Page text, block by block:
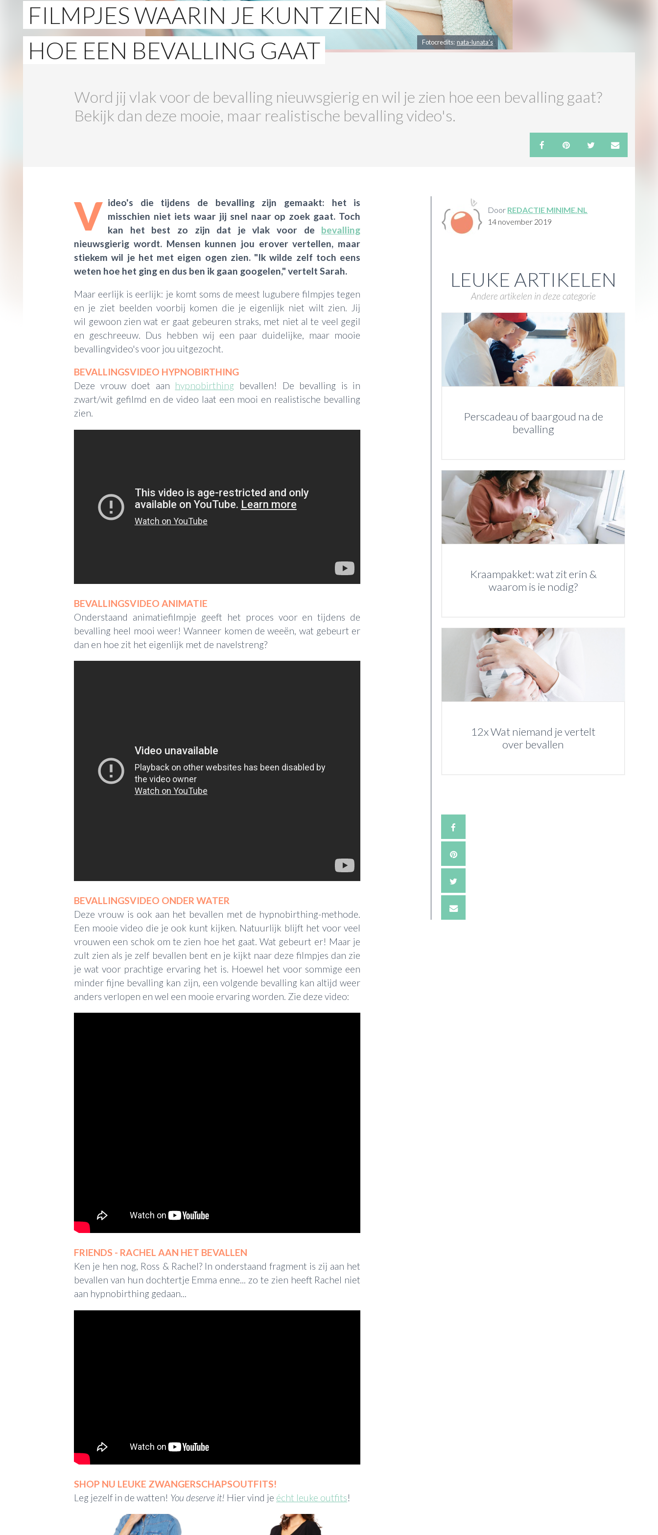
Fotocredits: nata-lunata's
FILMPJES WAARIN JE KUNT ZIEN
HOE EEN BEVALLING GAAT
Word jij vlak voor de bevalling nieuwsgierig en wil je zien hoe een bevalling gaat?
Bekijk dan deze mooie, maar realistische bevalling video's.
V ideo's die tijdens de bevalling zijn gemaakt: het is
misschien niet iets waar jij snel naar op zoek gaat. Toch
kan het best zo zijn dat je vlak voor de bevalling
nieuwsgierig wordt. Mensen kunnen jou erover vertellen, maar
stiekem wil je het met eigen ogen zien. "Ik wilde zelf toch eens
weten hoe het ging en dus ben ik gaan googelen," vertelt Sarah.
Maar eerlijk is eerlijk: je komt soms de meest lugubere filmpjes tegen
en je ziet beelden voorbij komen die je eigenlijk niet wilt zien. Jij
wil gewoon zien wat er gaat gebeuren straks, met niet al te veel gegil
en geschreeuw. Dus hebben wij een paar duidelijke, maar mooie
bevallingvideo's voor jou uitgezocht.
BEVALLINGSVIDEO HYPNOBIRTHING
Deze vrouw doet aan hypnobirthing bevallen! De bevalling is in
zwart/wit gefilmd en de video laat een mooi en realistische bevalling
zien.
BEVALLINGSVIDEO ANIMATIE
Onderstaand animatiefilmpje geeft het proces voor en tijdens de
bevalling heel mooi weer! Wanneer komen de weeën, wat gebeurt er
dan en hoe zit het eigenlijk met de navelstreng?
BEVALLINGSVIDEO ONDER WATER
Deze vrouw is ook aan het bevallen met de hypnobirthing-methode.
Een mooie video die je ook kunt kijken. Natuurlijk blijft het voor veel
vrouwen een schok om te zien hoe het gaat. Wat gebeurt er! Maar je
zult zien als je zelf bevallen bent en je kijkt naar deze filmpjes dan zie
je wat voor prachtige ervaring het is. Hoewel het voor sommige een
minder fijne bevalling kan zijn, een volgende bevalling kan altijd weer
anders verlopen en wel een mooie ervaring worden. Zie deze video:
FRIENDS - RACHEL AAN HET BEVALLEN
Ken je hen nog, Ross & Rachel? In onderstaand fragment is zij aan het
bevallen van hun dochtertje Emma enne... zo te zien heeft Rachel niet
aan hypnobirthing gedaan...
SHOP NU LEUKE ZWANGERSCHAPSOUTFITS!
Leg jezelf in de watten! You deserve it! Hier vind je écht leuke outfits!
Door REDACTIE MINIME.NL
14 november 2019
LEUKE ARTIKELEN
Andere artikelen in deze categorie
Perscadeau of baargoud na de
bevalling
Kraampakket: wat zit erin &
waarom is ie nodig?
12x Wat niemand je vertelt
over bevallen